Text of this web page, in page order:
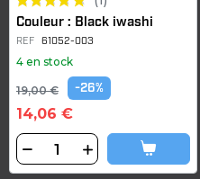
Couleur : Black iwashi
REF 61052-003
4 en stock
19,00 € -26%
14,06 €